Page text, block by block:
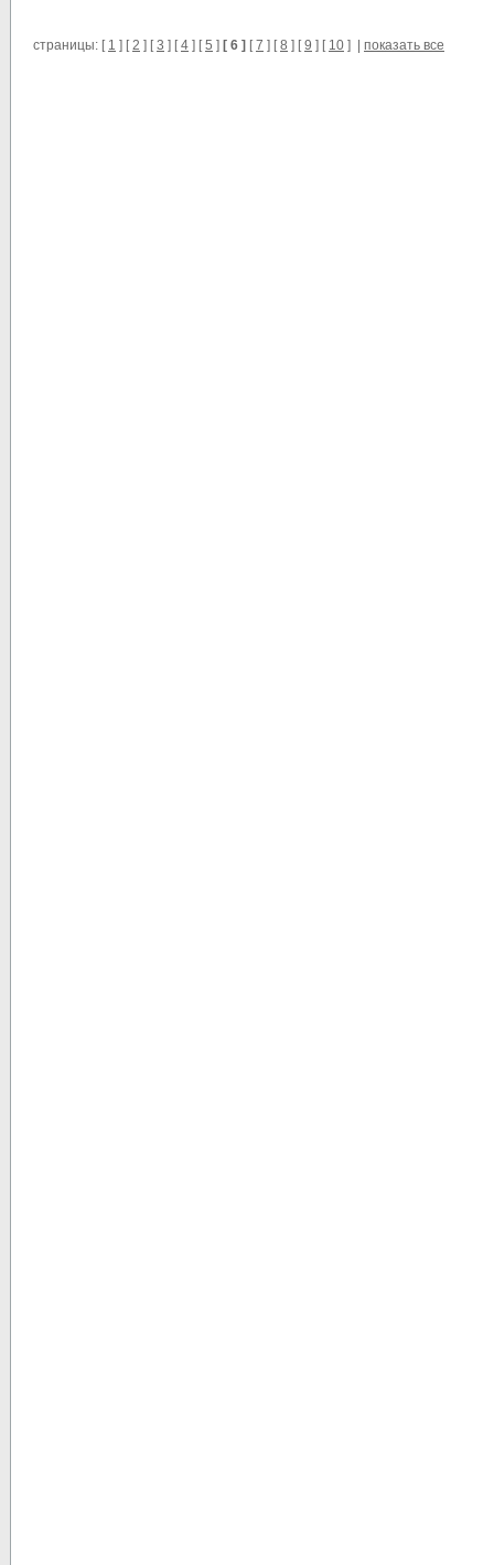
страницы: [ 1 ] [2 ] [3 ] [4 ] [5 ] [ 6 ] [7 ] [8 ] [9 ] [ 10 ] | показать все